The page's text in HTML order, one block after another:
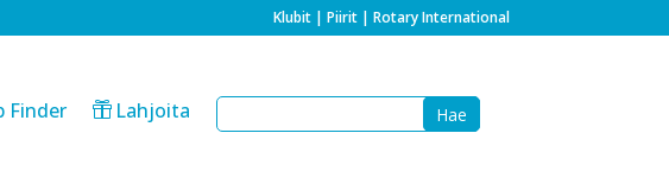
Klubit| Piirit| Rotary International
Finder Lahjoita